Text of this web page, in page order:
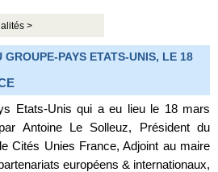
>
GROUPE-PAYS ETATS-UNIS, LE 18
Etats-Unis qui a eu lieu le 18 mars
Antoine Le Solleuz, Président du
Cités Unies France, Adjoint au maire
européens & internationaux,